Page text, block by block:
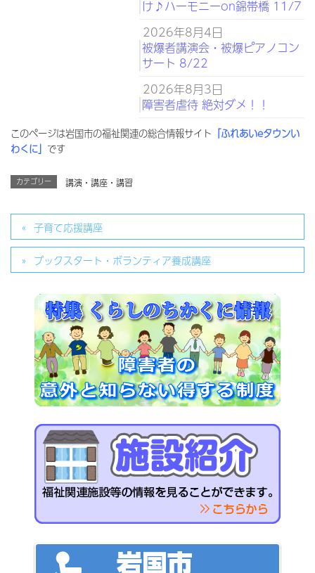
け♪ハーモニーon錦帯橋 11/7
2026年8月4日
被爆者講演会・被爆ピアノコン
サート 8/22
2026年8月3日
障害者虐待 絶対ダメ！！
このページは岩国市の福祉関連の総合情報サイト 「ふれあいeタウンい
わくに」 です
カテゴリー 講演・講座・講習
子育て応援講座
ブックスタート・ボランティア養成講座